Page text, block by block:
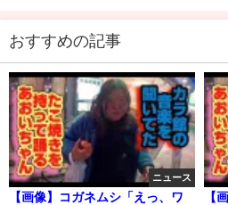
おすすめの記事
ニュース
【画像】コガネムシ「えっ、ワ
【